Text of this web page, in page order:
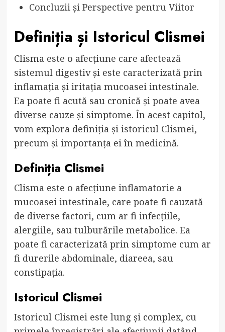
Concluzii și Perspective pentru Viitor
Definiția și Istoricul Clismei
Clisma este o afecțiune care afectează
sistemul digestiv și este caracterizată prin
inflamația și iritația mucoasei intestinale.
Ea poate fi acută sau cronică și poate avea
diverse cauze și simptome. În acest capitol,
vom explora definiția și istoricul Clismei,
precum și importanța ei în medicină.
Definiția Clismei
Clisma este o afecțiune inflamatorie a
mucoasei intestinale, care poate fi cauzată
de diverse factori, cum ar fi infecțiile,
alergiile, sau tulburările metabolice. Ea
poate fi caracterizată prin simptome cum ar
fi durerile abdominale, diareea, sau
constipația.
Istoricul Clismei
Istoricul Clismei este lung și complex, cu